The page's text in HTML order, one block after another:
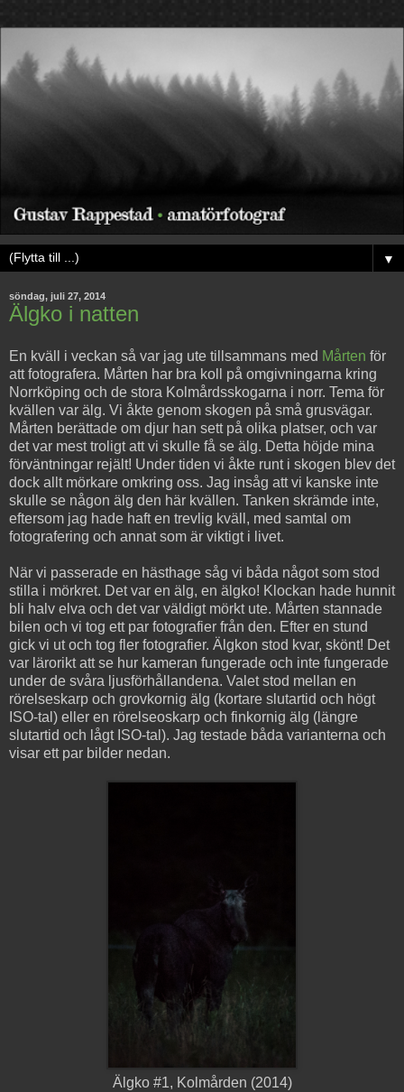
▼
söndag, juli 27, 2014
Älgko i natten
En kväll i veckan så var jag ute tillsammans med Mårten för
att fotografera. Mårten har bra koll på omgivningarna kring
Norrköping och de stora Kolmårdsskogarna i norr. Tema för
kvällen var älg. Vi åkte genom skogen på små grusvägar.
Mårten berättade om djur han sett på olika platser, och var
det var mest troligt att vi skulle få se älg. Detta höjde mina
förväntningar rejält! Under tiden vi åkte runt i skogen blev det
dock allt mörkare omkring oss. Jag insåg att vi kanske inte
skulle se någon älg den här kvällen. Tanken skrämde inte,
eftersom jag hade haft en trevlig kväll, med samtal om
fotografering och annat som är viktigt i livet.
När vi passerade en hästhage såg vi båda något som stod
stilla i mörkret. Det var en älg, en älgko! Klockan hade hunnit
bli halv elva och det var väldigt mörkt ute. Mårten stannade
bilen och vi tog ett par fotografier från den. Efter en stund
gick vi ut och tog fler fotografier. Älgkon stod kvar, skönt! Det
var lärorikt att se hur kameran fungerade och inte fungerade
under de svåra ljusförhållandena. Valet stod mellan en
rörelseskarp och grovkornig älg (kortare slutartid och högt
ISO-tal) eller en rörelseoskarp och finkornig älg (längre
slutartid och lågt ISO-tal). Jag testade båda varianterna och
visar ett par bilder nedan.
Älgko #1, Kolmården (2014)